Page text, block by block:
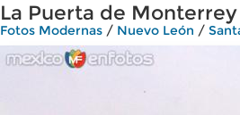
La Puerta de Monterrey
Fotos Modernas / Nuevo León /